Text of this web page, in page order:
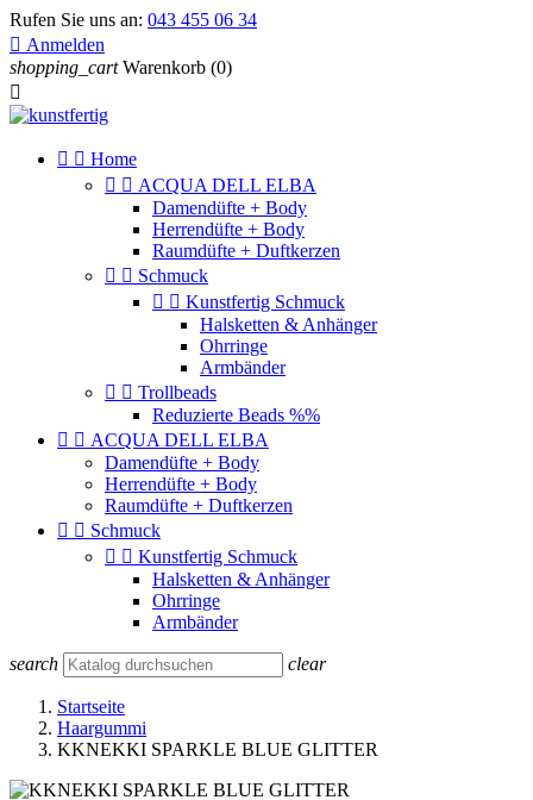
Rufen Sie uns an: 043 455 06 34
 Anmelden
shopping_cart Warenkorb (0)

  Home
  ACQUA DELL ELBA
Damendüfte + Body
Herrendüfte + Body
Raumdüfte + Duftkerzen
  Schmuck
  Kunstfertig Schmuck
Halsketten & Anhänger
Ohrringe
Armbänder
  Trollbeads
Reduzierte Beads %%
  ACQUA DELL ELBA
Damendüfte + Body
Herrendüfte + Body
Raumdüfte + Duftkerzen
  Schmuck
  Kunstfertig Schmuck
Halsketten & Anhänger
Ohrringe
Armbänder
search clear
Startseite
Haargummi
KKNEKKI SPARKLE BLUE GLITTER